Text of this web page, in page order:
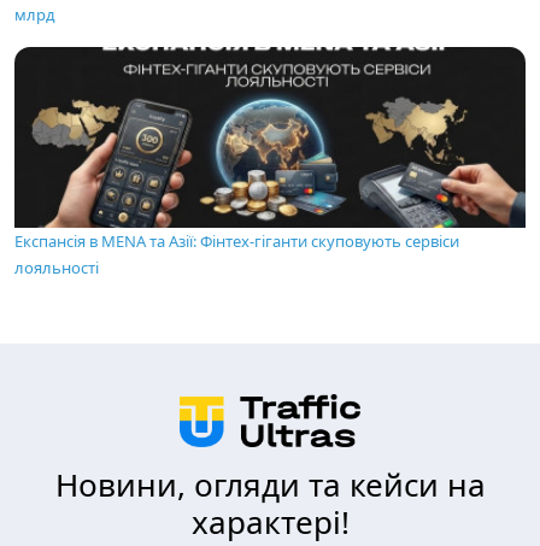
млрд
Експансія в MENA та Азії: Фінтех-гіганти скуповують сервіси
лояльності
Новини, огляди та кейси на
характері!